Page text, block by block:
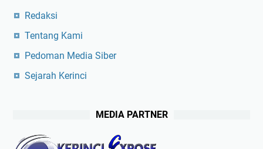
Redaksi
Tentang Kami
Pedoman Media Siber
Sejarah Kerinci
MEDIA PARTNER